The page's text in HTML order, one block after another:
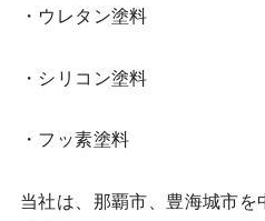
・ウレタン塗料
・シリコン塗料
・フッ素塗料
当社は、那覇市、豊海城市